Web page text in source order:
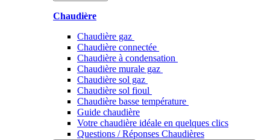
Chaudière
Chaudière gaz
Chaudière connectée
Chaudière à condensation
Chaudière murale gaz
Chaudière sol gaz
Chaudière sol fioul
Chaudière basse température
Guide chaudière
Votre chaudière idéale en quelques clics
Questions / Réponses Chaudières